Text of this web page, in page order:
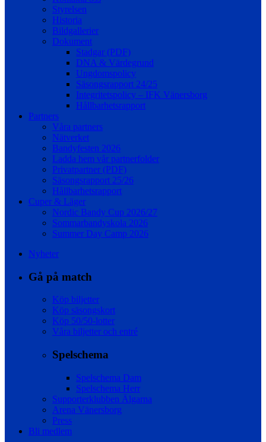
Styrelsen
Historia
Bildgallerier
Dokument
Stadgar (PDF)
DNA & Värdegrund
Ungdomspolicy
Säsongsrapport 24/25
Integritetspolicy – IFK Vänersborg
Hållbarhetsrapport
Partners
Våra partners
Nätverket
Bandyfesten 2026
Ladda hem vår partnerfolder
Privatpartner (PDF)
Säsongsrapport 25/26
Hållbarhetsrapport
Cuper & Läger
Nordic Bandy Cup 2026/27
Sommarbandyskola 2026
Summer Day Camp 2026
Nyheter
Gå på match
Köp biljetter
Köp säsongskort
Köp 50/50-lotter
Våra biljetter och entré
Spelschema
Spelschema Dam
Spelschema Herr
Supporterklubben Älgarna
Arena Vänersborg
Press
Bli medlem